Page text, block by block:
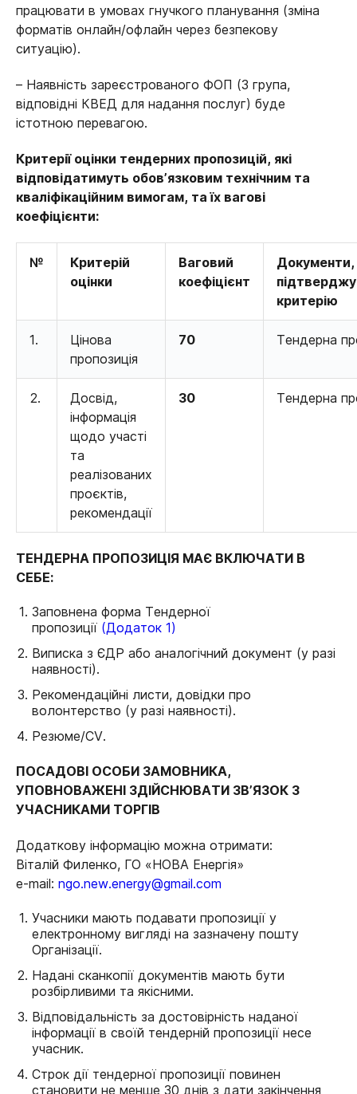
працювати в умовах гнучкого планування (зміна
форматів онлайн/офлайн через безпекову
ситуацію).
– Наявність зареєстрованого ФОП (3 група,
відповідні КВЕД для надання послуг) буде
істотною перевагою.
Критерії оцінки тендерних пропозицій, які
відповідатимуть обов’язковим технічним та
кваліфікаційним вимогам, та їх вагові
коефіцієнти:
№
Критерій
оцінки
Ваговий
коефіцієнт
Документи,
критерію
1.
Цінова
пропозиція
70 Тендерна
2.
Досвід,
інформація
щодо участі
та
реалізованих
проєктів,
рекомендації
30 Тендерна
ТЕНДЕРНА ПРОПОЗИЦІЯ МАЄ ВКЛЮЧАТИ В
СЕБЕ:
Заповнена форма Тендерної
пропозиції (Додаток 1)
Виписка з ЄДР або аналогічний документ (у разі
наявності).
Рекомендаційні листи, довідки про
волонтерство (у разі наявності).
Резюме/CV.
ПОСАДОВІ ОСОБИ ЗАМОВНИКА,
УПОВНОВАЖЕНІ ЗДІЙСНЮВАТИ ЗВ’ЯЗОК З
УЧАСНИКАМИ ТОРГІВ
Додаткову інформацію можна отримати:
Віталій Филенко, ГО «НОВА Енергія»
е-mail: ngo.new.energy@gmail.com
Учасники мають подавати пропозиції у
електронному вигляді на зазначену пошту
Організації.
Надані сканкопії документів мають бути
розбірливими та якісними.
Відповідальність за достовірність наданої
інформації в своїй тендерній пропозиції несе
учасник.
Строк дії тендерної пропозиції повинен
становити не менше 30 днів з дати закінчення